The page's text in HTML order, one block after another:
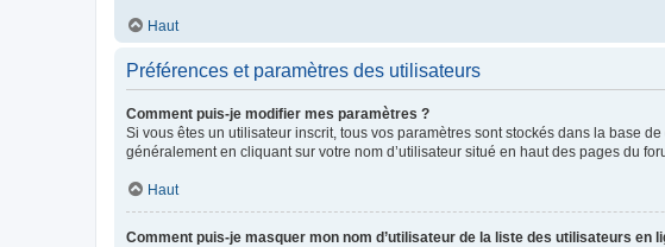
Haut
Préférences et paramètres des utilisateurs
Comment puis-je modifier mes paramètres ?
Si vous êtes un utilisateur inscrit, tous vos paramètres sont stockés dans la base
généralement en cliquant sur votre nom d’utilisateur situé en haut des pages du
Haut
Comment puis-je masquer mon nom d’utilisateur de la liste des utilisateurs en